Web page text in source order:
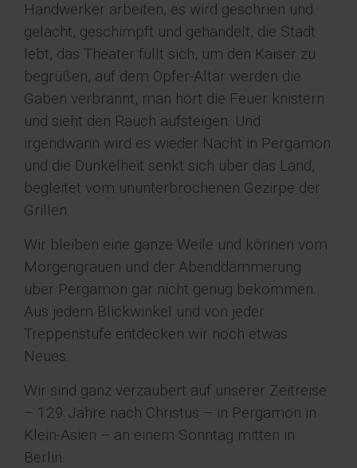
Handwerker arbeiten, es wird geschrien und
gelacht, geschimpft und gehandelt, die Stadt
lebt, das Theater füllt sich, um den Kaiser zu
begrüßen, auf dem Opfer-Altar werden die
Gaben verbrannt, man hört die Feuer knistern
und sieht den Rauch aufsteigen. Und
irgendwann wird es wieder Nacht in Pergamon
und die Dunkelheit senkt sich über das Land,
begleitet vom ununterbrochenen Gezirpe der
Grillen.
Wir bleiben eine ganze Weile und können vom
Morgengrauen und der Abenddämmerung
über Pergamon gar nicht genug bekommen.
Aus jedem Blickwinkel und von jeder
Treppenstufe entdecken wir noch etwas
Neues.
Wir sind ganz verzaubert auf unserer Zeitreise
– 129 Jahre nach Christus – in Pergamon in
Klein-Asien – an einem Sonntag mitten in
Berlin.